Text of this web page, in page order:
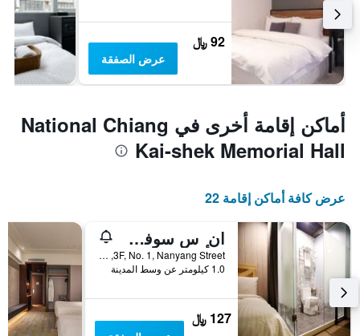
92 ﷼
عرض الصفقة
أماكن إقامة أخرى في National Chiang
Kai-shek Memorial Hall
عرض كافة أماكن إقامة 22
ان ٕ س سوفت هوتل - هوستل
3F, No. 1, Nanyang Street, مدينة تايبيه, تايوان
1.0 كيلومتر عن وسط المدينة
127 ﷼